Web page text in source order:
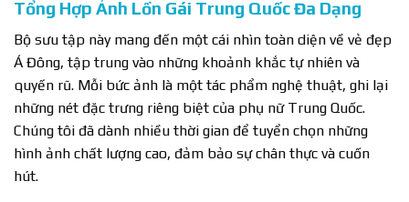
Tổng Hợp Ảnh Lồn Gái Trung Quốc Đa Dạng
Bộ sưu tập này mang đến một cái nhìn toàn diện về vẻ đẹp
Á Đông, tập trung vào những khoảnh khắc tự nhiên và
quyến rũ. Mỗi bức ảnh là một tác phẩm nghệ thuật, ghi lại
những nét đặc trưng riêng biệt của phụ nữ Trung Quốc.
Chúng tôi đã dành nhiều thời gian để tuyển chọn những
hình ảnh chất lượng cao, đảm bảo sự chân thực và cuốn
hút.